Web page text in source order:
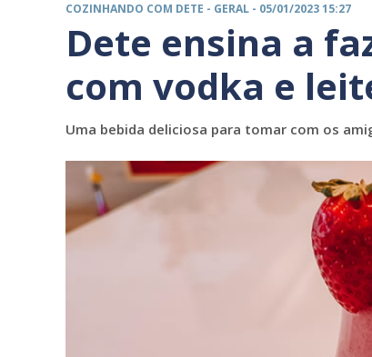
COZINHANDO COM DETE - GERAL - 05/01/2023 15:27
Dete ensina a
com vodka e
Uma bebida deliciosa para tomar com os